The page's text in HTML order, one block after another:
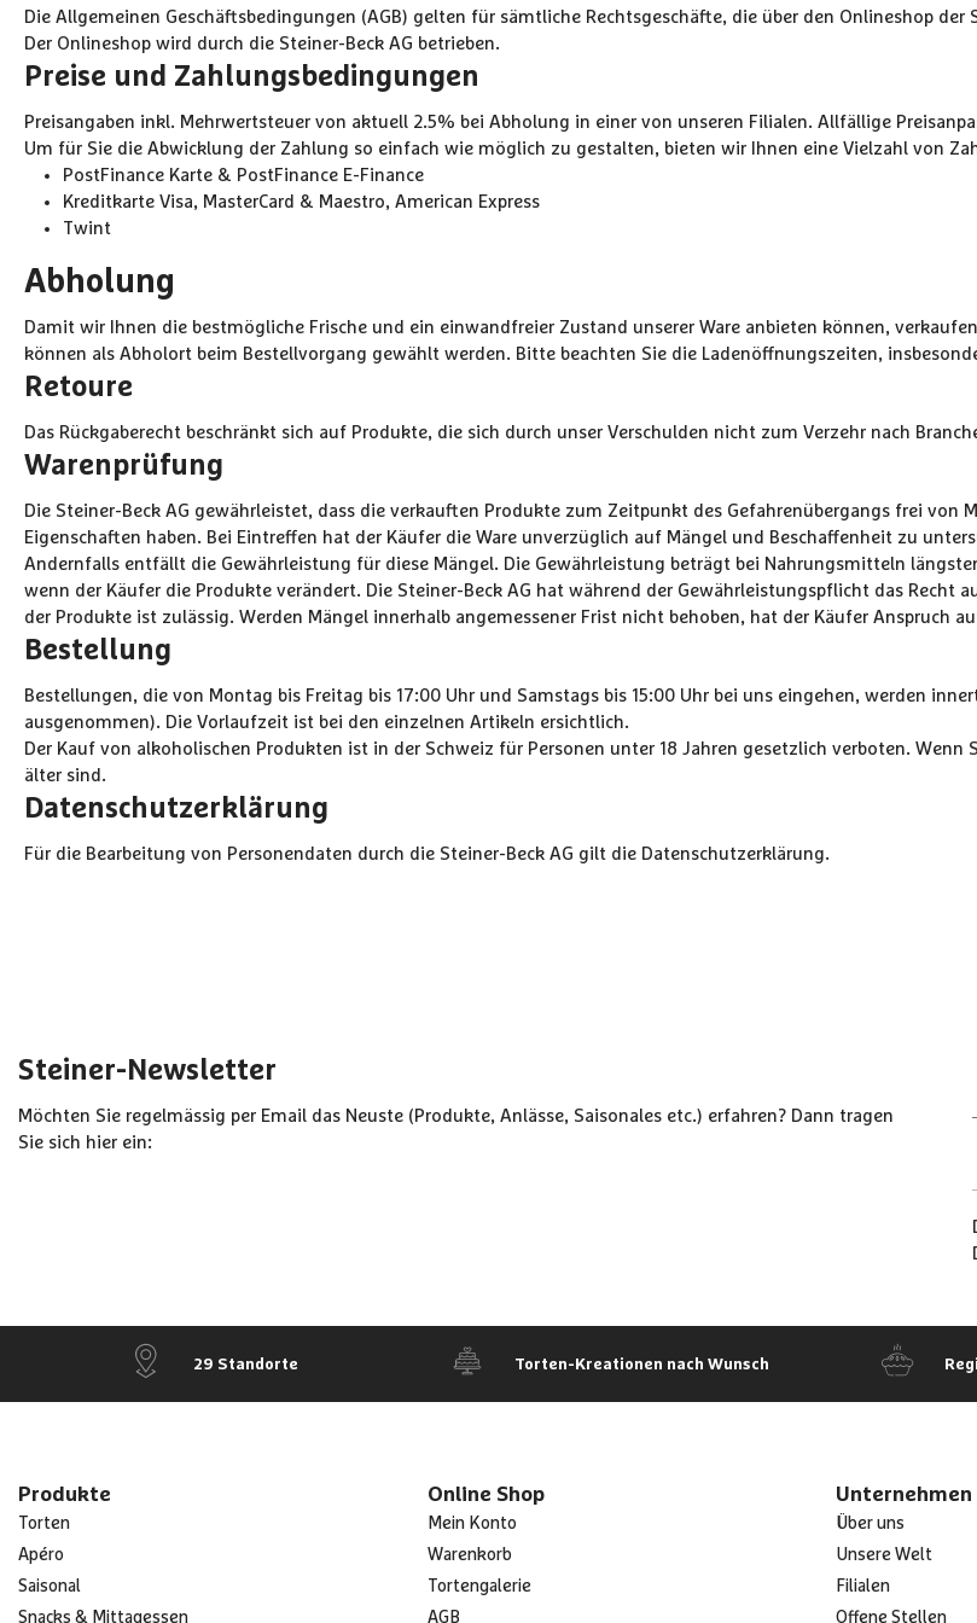
Die Allgemeinen Geschäftsbedingungen (AGB) gelten für sämtliche Rechtsgeschäfte, die über den Onlineshop der
Der Onlineshop wird durch die Steiner-Beck AG betrieben.
Preise und Zahlungsbedingungen
Preisangaben inkl. Mehrwertsteuer von aktuell 2.5% bei Abholung in einer von unseren Filialen. Allfällige
Um für Sie die Abwicklung der Zahlung so einfach wie möglich zu gestalten, bieten wir Ihnen eine Vielzahl von
PostFinance Karte & PostFinance E-Finance
Kreditkarte Visa, MasterCard & Maestro, American Express
Twint
Abholung
Damit wir Ihnen die bestmögliche Frische und ein einwandfreier Zustand unserer Ware anbieten können,
können als Abholort beim Bestellvorgang gewählt werden. Bitte beachten Sie die Ladenöffnungszeiten,
Retoure
Das Rückgaberecht beschränkt sich auf Produkte, die sich durch unser Verschulden nicht zum Verzehr nach
Warenprüfung
Die Steiner-Beck AG gewährleistet, dass die verkauften Produkte zum Zeitpunkt des Gefahrenübergangs frei
Eigenschaften haben. Bei Eintreffen hat der Käufer die Ware unverzüglich auf Mängel und Beschaffenheit zu
Andernfalls entfällt die Gewährleistung für diese Mängel. Die Gewährleistung beträgt bei Nahrungsmitteln
wenn der Käufer die Produkte verändert. Die Steiner-Beck AG hat während der Gewährleistungspflicht das Recht
der Produkte ist zulässig. Werden Mängel innerhalb angemessener Frist nicht behoben, hat der Käufer Anspruch
Bestellung
Bestellungen, die von Montag bis Freitag bis 17:00 Uhr und Samstags bis 15:00 Uhr bei uns eingehen, werden
ausgenommen). Die Vorlaufzeit ist bei den einzelnen Artikeln ersichtlich.
Der Kauf von alkoholischen Produkten ist in der Schweiz für Personen unter 18 Jahren gesetzlich verboten.
älter sind.
Datenschutzerklärung
Für die Bearbeitung von Personendaten durch die Steiner-Beck AG gilt die Datenschutzerklärung.
Steiner-Newsletter
Möchten Sie regelmässig per Email das Neuste (Produkte, Anlässe, Saisonales etc.) erfahren? Dann tragen
Sie sich hier ein:
29 Standorte Torten-Kreationen nach Wunsch
Produkte
Torten
Apéro
Saisonal
Snacks & Mittagessen
Online Shop
Mein Konto
Warenkorb
Tortengalerie
AGB
Unternehmen
Über uns
Unsere Welt
Filialen
Offene Stellen